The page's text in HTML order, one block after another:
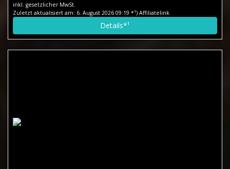
inkl. gesetzlicher MwSt.
Zuletzt aktualisiert am: 6. August 2026 09:19 *¹) Affiliatelink
Details*¹